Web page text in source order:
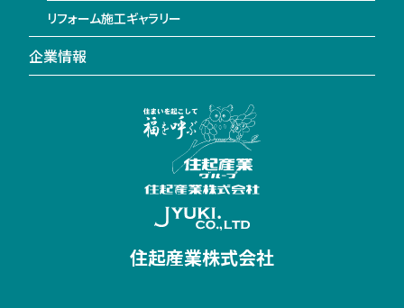
リフォーム施工ギャラリー
企業情報
住起産業株式会社